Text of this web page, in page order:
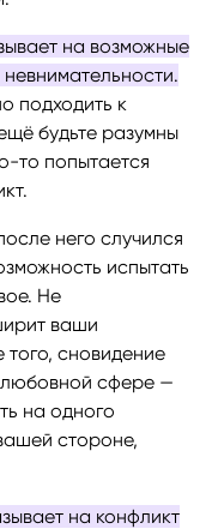
на возможные
подходить к
будьте разумны
то попытается
него случился
испытать
Не
ваши
сновидение
любовной сфере —
на одного
стороне,
на конфликт